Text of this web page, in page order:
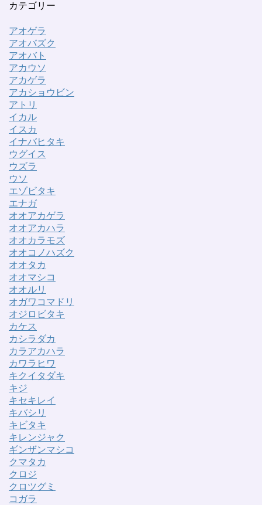
カテゴリー
アオゲラ
アオバズク
アオバト
アカウソ
アカゲラ
アカショウビン
アトリ
イカル
イスカ
イナバヒタキ
ウグイス
ウズラ
ウソ
エゾビタキ
エナガ
オオアカゲラ
オオアカハラ
オオカラモズ
オオコノハズク
オオタカ
オオマシコ
オオルリ
オガワコマドリ
オジロビタキ
カケス
カシラダカ
カラアカハラ
カワラヒワ
キクイタダキ
キジ
キセキレイ
キバシリ
キビタキ
キレンジャク
ギンザンマシコ
クマタカ
クロジ
クロツグミ
コガラ